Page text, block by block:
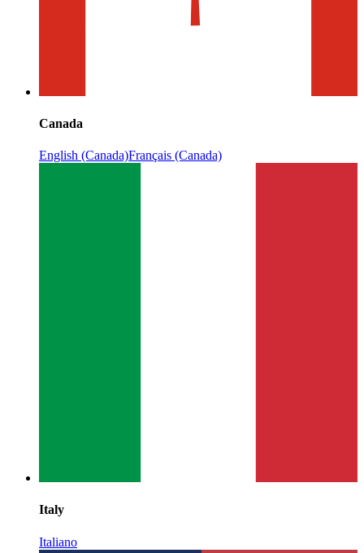
Canada
English (Canada)Français (Canada)
Italy
Italiano